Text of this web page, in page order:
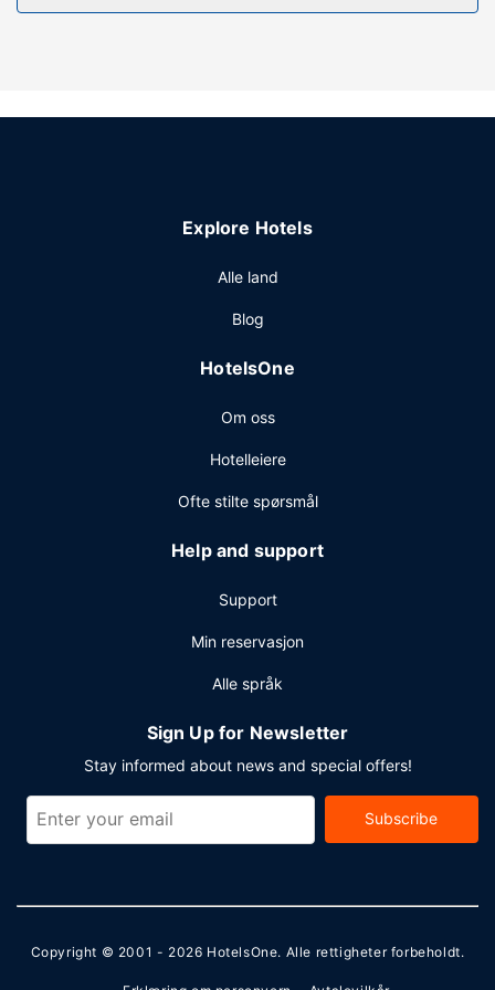
Du tilbys blant annet et treningssenter og wi-fi (inkludert)
renseri-/vaskeritjenester og en døgnåpen resepsjon.
Explore Hotels
Alle land
Blog
HotelsOne
Om oss
Hotelleiere
Ofte stilte spørsmål
Help and support
Support
Min reservasjon
Alle språk
Sign Up for Newsletter
Stay informed about news and special offers!
Subscribe
Copyright © 2001 - 2026 HotelsOne. Alle rettigheter forbeholdt.